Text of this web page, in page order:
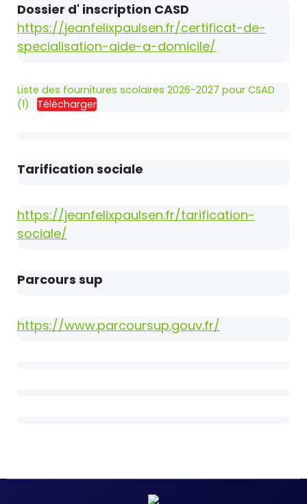
Dossier d' inscription CASD
https://jeanfelixpaulsen.fr/certificat-de-
specialisation-aide-a-domicile/
Liste des fournitures scolaires 2026-2027 pour CSAD
(1)
Télécharger
Tarification sociale
https://jeanfelixpaulsen.fr/tarification-
sociale/
Parcours sup
https://www.parcoursup.gouv.fr/